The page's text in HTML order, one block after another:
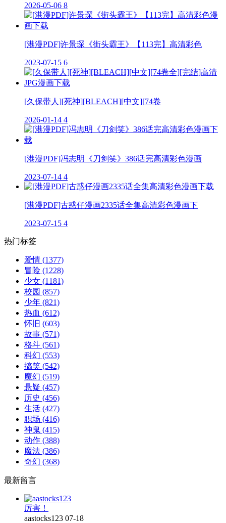
2026-05-06 8
[港漫PDF]许景琛《街头霸王》【113完】高清彩色
2023-07-15 6
[久保带人][死神][BLEACH][中文][74卷
2026-01-14 4
[港漫PDF]冯志明《刀剑笑》386话完高清彩色漫画
2023-07-14 4
[港漫PDF]古惑仔漫画2335话全集高清彩色漫画下
2023-07-15 4
热门标签
爱情 (1377)
冒险 (1228)
少女 (1181)
校园 (857)
少年 (821)
热血 (612)
怀旧 (603)
故事 (571)
格斗 (561)
科幻 (553)
搞笑 (542)
魔幻 (519)
悬疑 (457)
历史 (456)
生活 (427)
职场 (416)
神鬼 (415)
动作 (388)
魔法 (386)
奇幻 (368)
最新留言
厉害！
aastocks123 07-18